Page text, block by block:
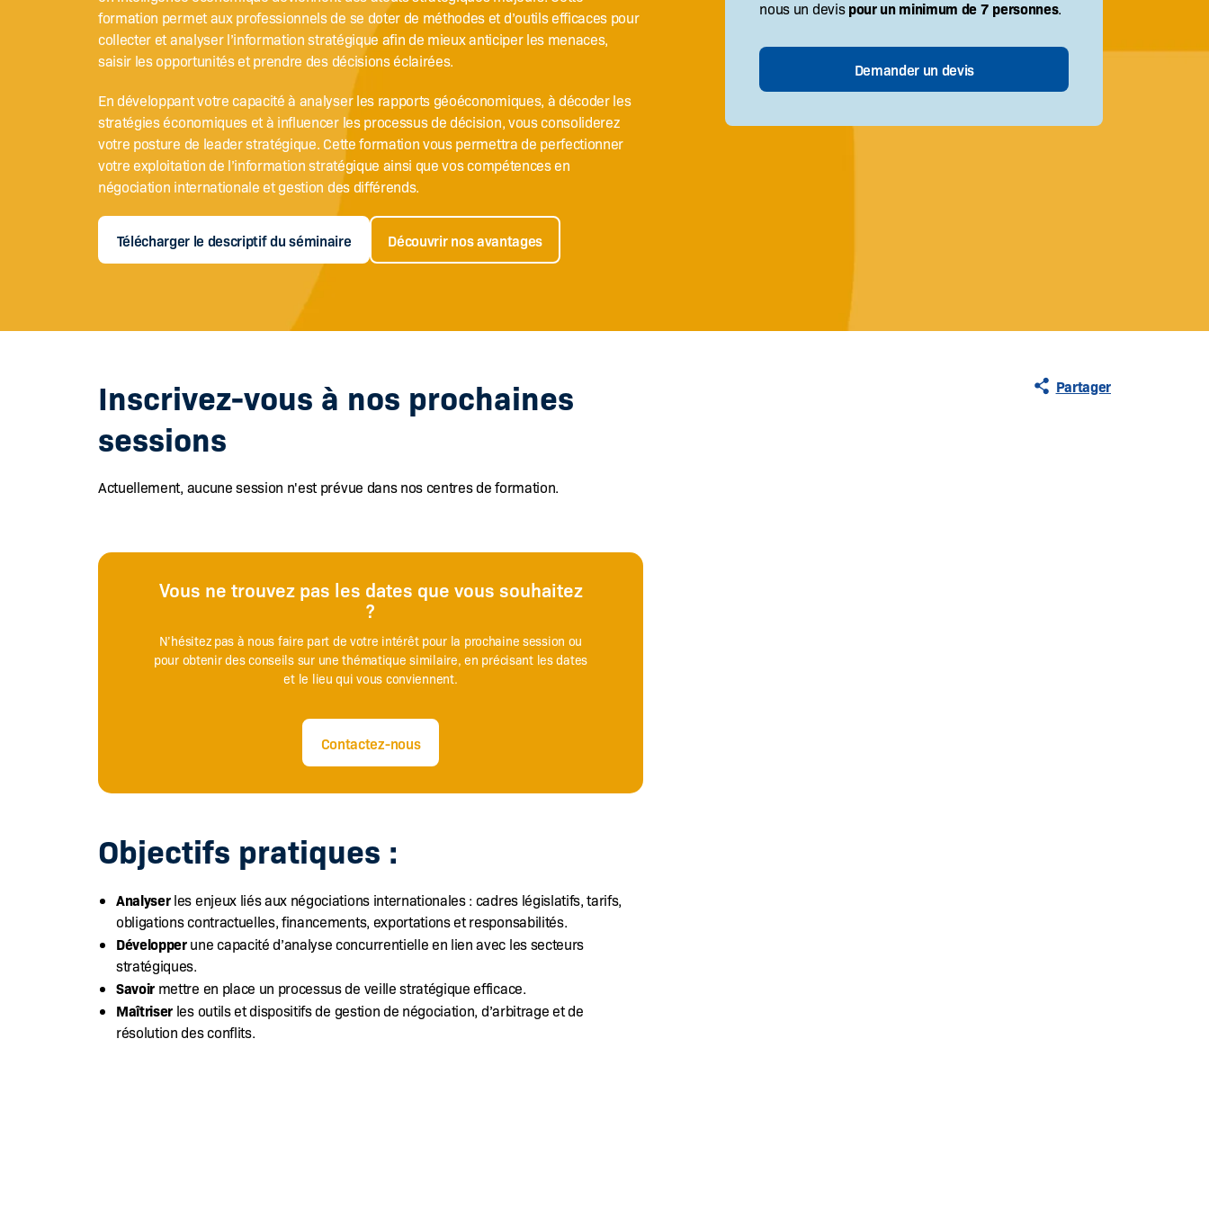
formation permet aux professionnels de se doter de méthodes et d’outils efficaces pour
collecter et analyser l’information stratégique afin de mieux anticiper les menaces,
saisir les opportunités et prendre des décisions éclairées.
En développant votre capacité à analyser les rapports géoéconomiques, à décoder les
stratégies économiques et à influencer les processus de décision, vous consoliderez
votre posture de leader stratégique. Cette formation vous permettra de perfectionner
votre exploitation de l’information stratégique ainsi que vos compétences en
négociation internationale et gestion des différends.
Télécharger le descriptif du séminaire Découvrir nos avantages
nous un devispour un minimum de 7 personnes.
Inscrivez-vous à nos prochaines
sessions
Actuellement, aucune session n'est prévue dans nos centres de formation.
Vous ne trouvez pas les dates que vous souhaitez
?
N’hésitez pas à nous faire part de votre intérêt pour la prochaine session ou
pour obtenir des conseils sur une thématique similaire, en précisant les dates
et le lieu qui vous conviennent.
Contactez-nous
Objectifs pratiques :
Analyserles enjeux liés aux négociations internationales : cadres législatifs, tarifs,
obligations contractuelles, financements, exportations et responsabilités.
Développerune capacité d’analyse concurrentielle en lien avec les secteurs
stratégiques.
Savoir mettre en place un processus de veille stratégique efficace.
Maîtriser les outils et dispositifs de gestion de négociation, d’arbitrage et de
résolution des conflits.
Partager